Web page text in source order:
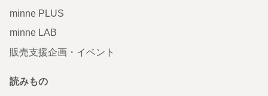
minne PLUS
minne LAB
販売支援企画・イベント
読みもの